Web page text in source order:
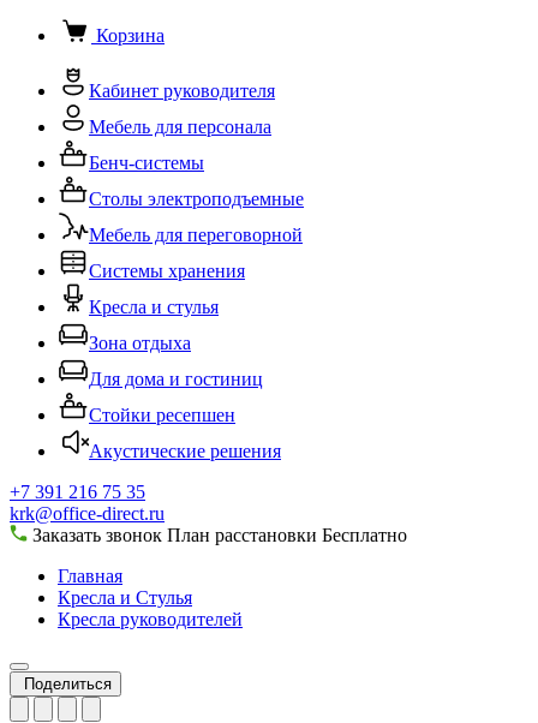
Корзина
Кабинет руководителя
Мебель для персонала
Бенч-системы
Столы электроподъемные
Мебель для переговорной
Системы хранения
Кресла и стулья
Зона отдыха
Для дома и гостиниц
Стойки ресепшен
Акустические решения
+7 391 216 75 35
krk@office-direct.ru
Заказать звонок План расстановки Бесплатно
Главная
Кресла и Стулья
Кресла руководителей
Поделиться